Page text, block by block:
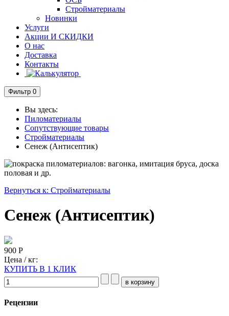
Стройматериалы
Новинки
Услуги
Акции И СКИДКИ
О нас
Доставка
Контакты
Фильтр 0
Вы здесь:
Пиломатериалы
Сопутствующие товары
Стройматериалы
Сенеж (Антисептик)
Вернуться к: Стройматериалы
Сенеж (Антисептик)
900 Р
Цена / кг:
КУПИТЬ В 1 КЛИК
Рецензии